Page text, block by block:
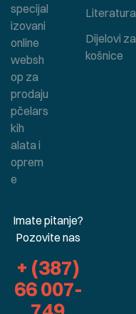
Literatura
Dijelovi za
košnice
specijal
izovani
online
websh
op za
prodaju
pčelars
kih
alata i
oprem
e
Imate pitanje?
Pozovite nas
+ (387)
66 007-